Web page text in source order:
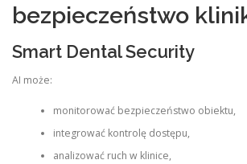
bezpieczeństwo
Smart Dental Security
AI może:
monitorować bezpieczeństwo obiektu,
integrować kontrolę dostępu,
analizować ruch w klinice,